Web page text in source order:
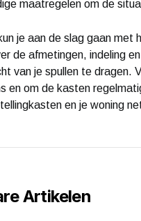
maatregelen om de
je aan de slag gaan met
de afmetingen, indeling
van je spullen te
en om de kasten
en je woning
Artikelen